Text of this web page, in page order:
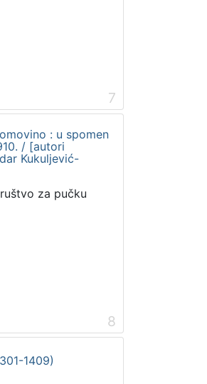
7
: u spomen
/ [autori
Kukuljević-
za pučku
8
1409)